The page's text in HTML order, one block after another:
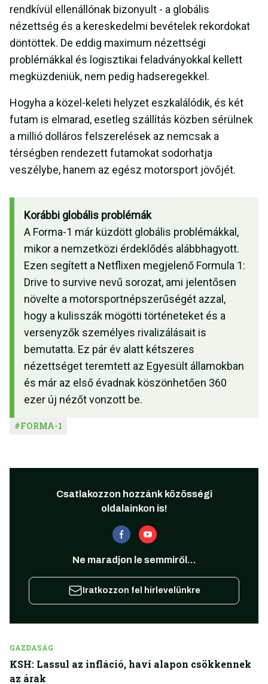
rendkívül ellenállónak bizonyult - a globális
nézettség és a kereskedelmi bevételek rekordokat
döntöttek. De eddig maximum nézettségi
problémákkal és logisztikai feladványokkal kellett
megküzdeniük, nem pedig hadseregekkel.
Hogyha a közel-keleti helyzet eszkalálódik, és két
futam is elmarad, esetleg szállítás közben sérülnek
a millió dolláros felszerelések az nemcsak a
térségben rendezett futamokat sodorhatja
veszélybe, hanem az egész motorsport jövőjét.
Korábbi globális problémák
A Forma-1 már küzdött globális problémákkal,
mikor a nemzetközi érdeklődés alábbhagyott.
Ezen segített a Netflixen megjelenő Formula 1:
Drive to survive nevű sorozat, ami jelentősen
növelte a motorsportnépszerűségét azzal,
hogy a kulisszák mögötti történeteket és a
versenyzők személyes rivalizálásait is
bemutatta. Ez pár év alatt kétszeres
nézettséget teremtett az Egyesült államokban
és már az első évadnak köszönhetően 360
ezer új nézőt vonzott be.
#FORMA-1
Csatlakozzon hozzánk közösségi
oldalainkon is!
Ne maradjon le semmiről...
Iratkozzon fel hírlevelünkre
GAZDASÁG
KSH: Lassul az infláció, havi alapon csökkennek
az árak